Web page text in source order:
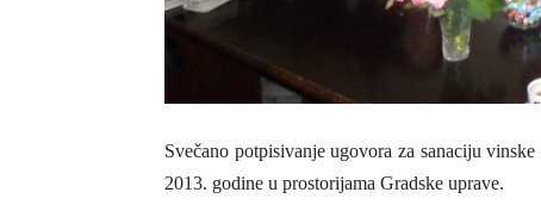
Svečano potpisivanje ugovora za sanaciju
2013. godine u prostorijama Gradske uprave.